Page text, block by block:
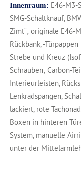
Innenraum: E46-M3-
SMG-Schaltknauf,
Zimt“; originale E46-
Rückbank, -
Strebe und Kreuz
Schrauben; Carbon-
Interieurleisten,
Lenkradspangen,
lackiert, rote
Boxen in hinteren
System, manuelle
unter der